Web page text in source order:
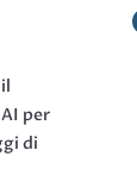
per
di